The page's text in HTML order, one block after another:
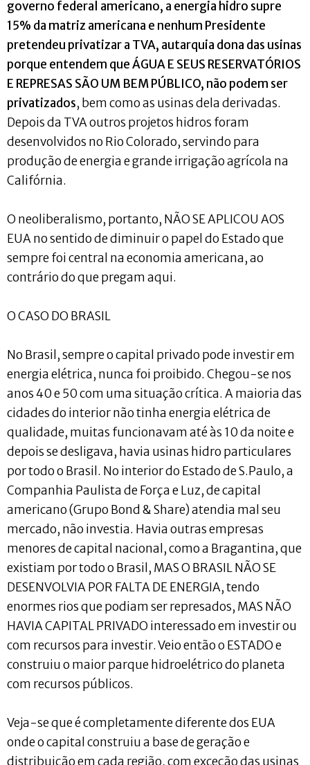
governo federal americano, a energia hidro supre
15% da matriz americana e nenhum Presidente
pretendeu privatizar a TVA, autarquia dona das usinas
porque entendem que ÁGUA E SEUS RESERVATÓRIOS
E REPRESAS SÃO UM BEM PÚBLICO, não podem ser
privatizados, bem como as usinas dela derivadas.
Depois da TVA outros projetos hidros foram
desenvolvidos no Rio Colorado, servindo para
produção de energia e grande irrigação agrícola na
Califórnia.
O neoliberalismo, portanto, NÃO SE APLICOU AOS
EUA no sentido de diminuir o papel do Estado que
sempre foi central na economia americana, ao
contrário do que pregam aqui.
O CASO DO BRASIL
No Brasil, sempre o capital privado pode investir em
energia elétrica, nunca foi proibido. Chegou-se nos
anos 40 e 50 com uma situação crítica. A maioria das
cidades do interior não tinha energia elétrica de
qualidade, muitas funcionavam até às 10 da noite e
depois se desligava, havia usinas hidro particulares
por todo o Brasil. No interior do Estado de S.Paulo, a
Companhia Paulista de Força e Luz, de capital
americano (Grupo Bond & Share) atendia mal seu
mercado, não investia. Havia outras empresas
menores de capital nacional, como a Bragantina, que
existiam por todo o Brasil, MAS O BRASIL NÃO SE
DESENVOLVIA POR FALTA DE ENERGIA, tendo
enormes rios que podiam ser represados, MAS NÃO
HAVIA CAPITAL PRIVADO interessado em investir ou
com recursos para investir. Veio então o ESTADO e
construiu o maior parque hidroelétrico do planeta
com recursos públicos.
Veja-se que é completamente diferente dos EUA
onde o capital construiu a base de geração e
distribuição em cada região, com exceção das usinas